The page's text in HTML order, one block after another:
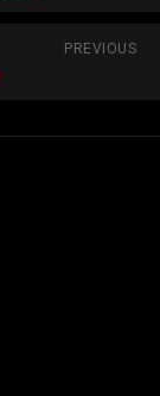
PREVIOUS